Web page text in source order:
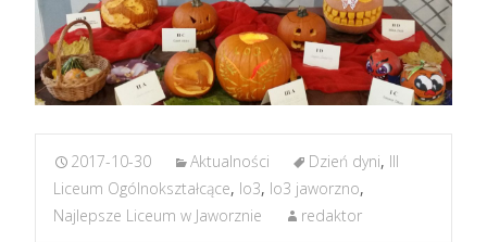
2017-10-30 Aktualności Dzień dyni, III
Liceum Ogólnokształcące, lo3, lo3 jaworzno,
Najlepsze Liceum w Jaworznie
redaktor